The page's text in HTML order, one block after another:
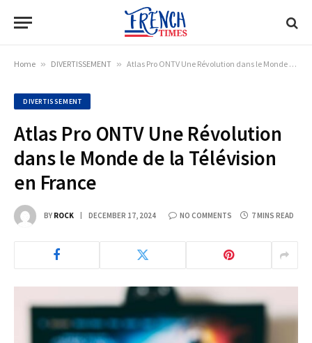
Home » DIVERTISSEMENT » Atlas Pro ONTV Une Révolution dans le Monde de la Télévision en France
DIVERTISSEMENT
Atlas Pro ONTV Une Révolution
dans le Monde de la Télévision
en France
BY ROCK DECEMBER 17, 2024 NO COMMENTS 7 MINS READ